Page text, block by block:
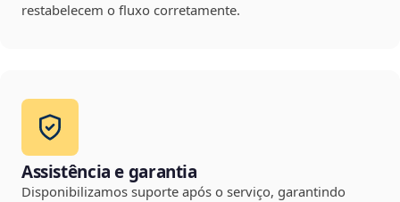
restabelecem o fluxo corretamente.
Assistência e garantia
Disponibilizamos suporte após o serviço, garantindo